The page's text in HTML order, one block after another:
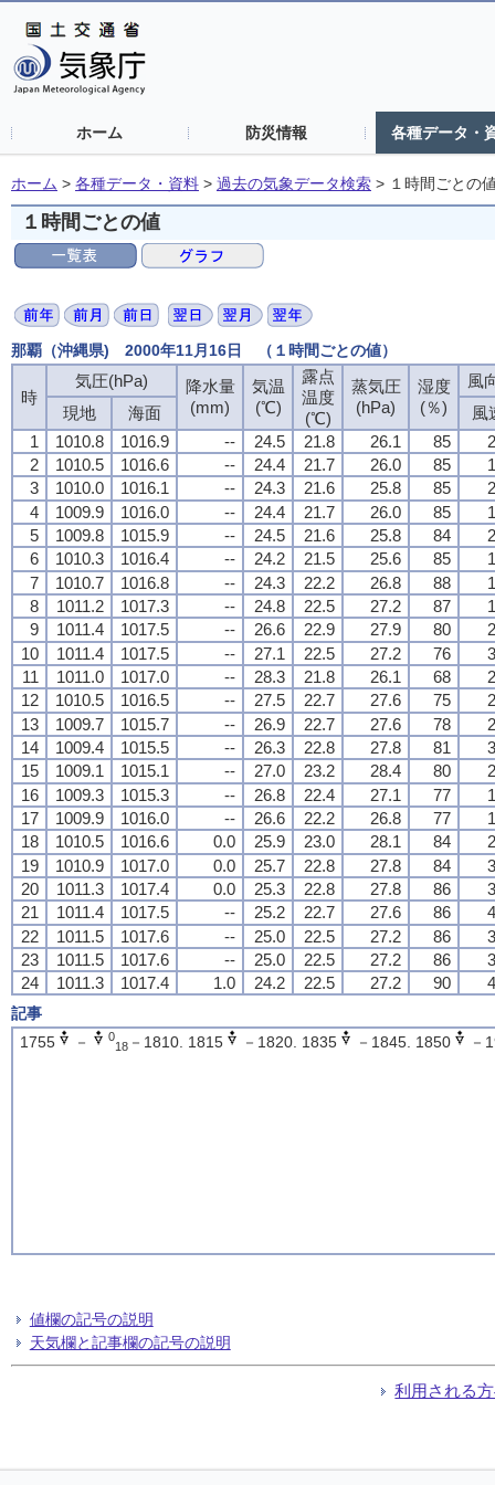
ホーム 防災情報 各種データ・
ホーム > 各種データ・資料 > 過去の気象データ検索 > １時間ごとの
１時間ごとの値
那覇（沖縄県) 2000年11月16日 （１時間ごとの値）
時
気圧(hPa)
降水量
(mm)
気温
(℃)
露点
温度
(℃)
蒸気圧
(hPa)
湿度
(％)
風
現地
海面
風
1
1010.8 1016.9 -- 24.5 21.8 26.1 85
2
1010.5 1016.6 -- 24.4 21.7 26.0 85
3
1010.0 1016.1 -- 24.3 21.6 25.8 85
4
1009.9 1016.0 -- 24.4 21.7 26.0 85
5
1009.8 1015.9 -- 24.5 21.6 25.8 84
6
1010.3 1016.4 -- 24.2 21.5 25.6 85
7
1010.7 1016.8 -- 24.3 22.2 26.8 88
8
1011.2 1017.3 -- 24.8 22.5 27.2 87
9
1011.4 1017.5 -- 26.6 22.9 27.9 80
10
1011.4 1017.5 -- 27.1 22.5 27.2 76
11
1011.0 1017.0 -- 28.3 21.8 26.1 68
12
1010.5 1016.5 -- 27.5 22.7 27.6 75
13
1009.7 1015.7 -- 26.9 22.7 27.6 78
14
1009.4 1015.5 -- 26.3 22.8 27.8 81
15
1009.1 1015.1 -- 27.0 23.2 28.4 80
16
1009.3 1015.3 -- 26.8 22.4 27.1 77
17
1009.9 1016.0 -- 26.6 22.2 26.8 77
18
1010.5 1016.6 0.0 25.9 23.0 28.1 84
19
1010.9 1017.0 0.0 25.7 22.8 27.8 84
20
1011.3 1017.4 0.0 25.3 22.8 27.8 86
21
1011.4 1017.5 -- 25.2 22.7 27.6 86
22
1011.5 1017.6 -- 25.0 22.5 27.2 86
23
1011.5 1017.6 -- 25.0 22.5 27.2 86
24
1011.3 1017.4 1.0 24.2 22.5 27.2 90
記事
1755
－ 0
18－1810. 1815 －1820. 1835 －1845. 1850 －
値欄の記号の説明
天気欄と記事欄の記号の説明
利用される